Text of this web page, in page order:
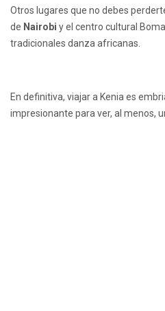
Otros lugares que no debes
de Nairobi y el centro cultural
tradicionales danza africanas.
En definitiva, viajar a Kenia es
impresionante para ver, al menos,